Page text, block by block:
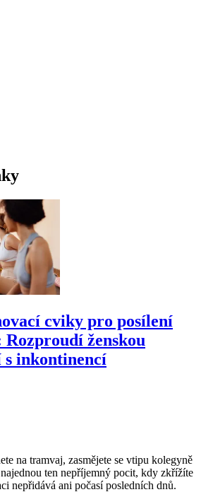
cviky pro posílení
Rozproudí ženskou
s inkontinencí
na tramvaj, zasmějete se vtipu kolegyně
ten nepříjemný pocit, kdy zkřížíte
nepřidává ani počasí posledních dnů.